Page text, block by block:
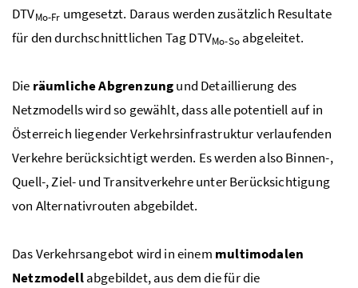
DTVMo-Fr umgesetzt. Daraus werden zusätzlich Resultate
für den durchschnittlichen TagDTVMo-So abgeleitet.
Die räumliche Abgrenzungund Detaillierung des
Netzmodells wird so gewählt, dass alle potentiell auf in
Österreich liegender Verkehrsinfrastruktur verlaufenden
Verkehre berücksichtigt werden. Es werden also Binnen-,
Quell-, Ziel- und Transitverkehre unter Berücksichtigung
von Alternativrouten abgebildet.
Das Verkehrsangebot wird in einem multimodalen
Netzmodellabgebildet, aus dem die für die